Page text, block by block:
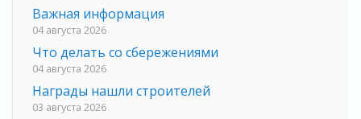
Важная информация
04 августа 2026
Что делать со сбережениями
04 августа 2026
Награды нашли строителей
03 августа 2026